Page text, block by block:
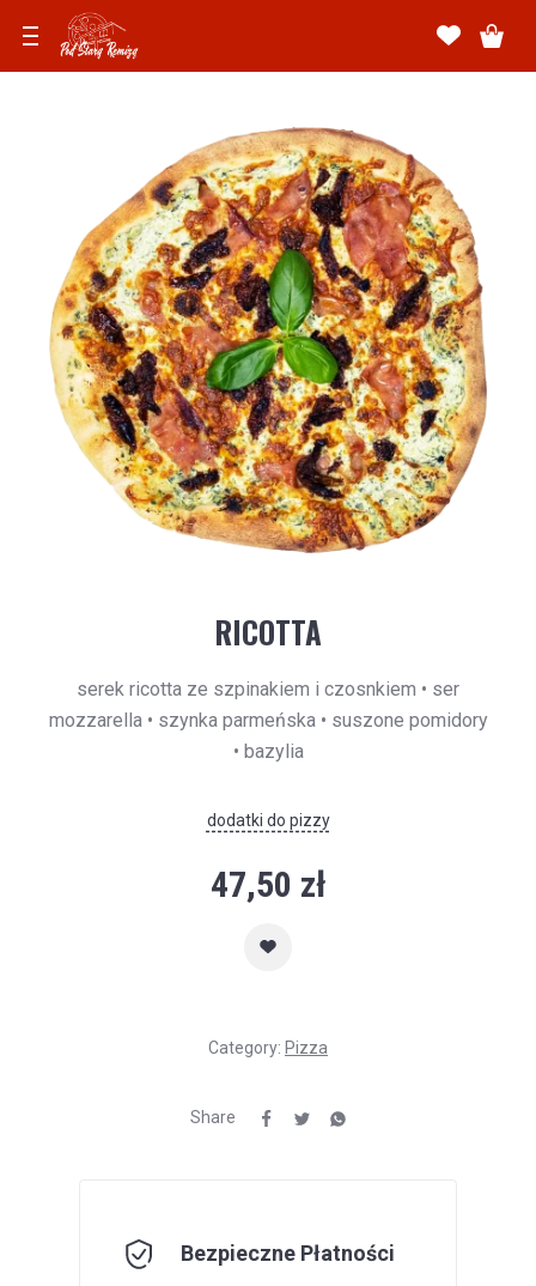
RICOTTA
serek ricotta ze szpinakiem i czosnkiem • ser
mozzarella • szynka parmeńska • suszone pomidory
• bazylia
dodatki do pizzy
47,50 zł
Category: Pizza
Share
Bezpieczne Płatności